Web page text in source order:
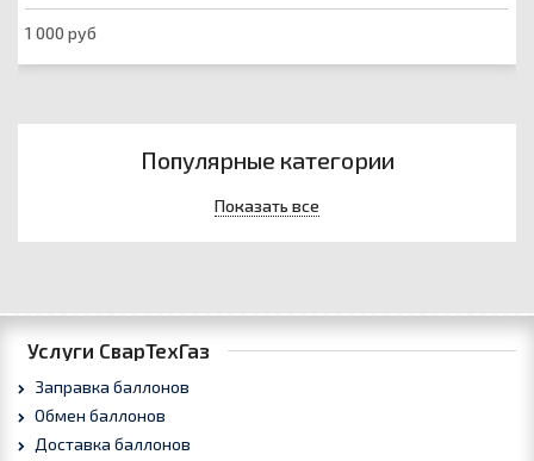
1 000 руб
Популярные категории
Показать все
Услуги СварТехГаз
Заправка баллонов
Обмен баллонов
Доставка баллонов